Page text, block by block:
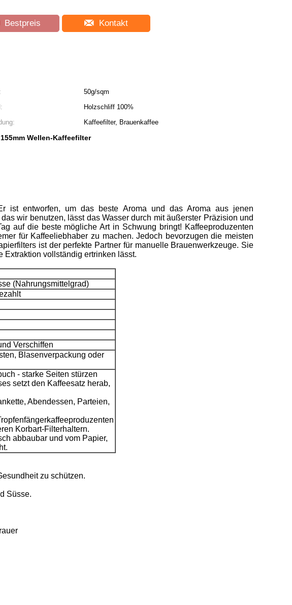
Bestpreis Kontakt
50g/sqm
Holzschliff 100%
Kaffeefilter, Brauenkaffee
155mm Wellen-Kaffeefilter
ist entworfen, um das beste Aroma und das Aroma aus jenen
wir benutzen, lässt das Wasser durch mit äußerster Präzision und
auf die beste mögliche Art in Schwung bringt! Kaffeeproduzenten
für Kaffeeliebhaber zu machen. Jedoch bevorzugen die meisten
ist der perfekte Partner für manuelle Brauenwerkzeuge. Sie
Extraktion vollständig ertrinken lässt.
(Nahrungsmittelgrad)
Verschiffen
Blasenverpackung oder
- starke Seiten stürzen
setzt den Kaffeesatz herab,
Abendessen, Parteien,
Korbart-Filterhaltern.
abbaubar und vom Papier,
zu schützen.
Süsse.